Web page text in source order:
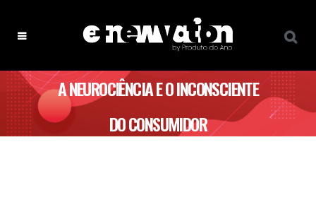
A NEUROCIÊNCIA E O INCONSCIENTE
DO CONSUMIDOR